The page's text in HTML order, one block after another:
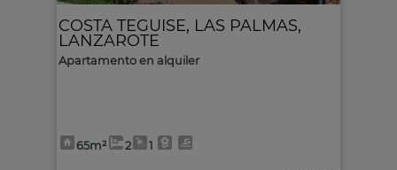
COSTA TEGUISE, LAS PALMAS,
LANZAROTE
Apartamento en alquiler
65m² 2 1